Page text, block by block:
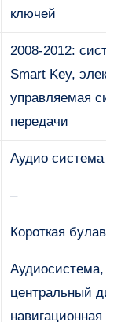
ключей
2008-2012:
Smart Key,
управляемая
передачи
Аудио система
–
Короткая
Аудиосистема,
центральный
навигационная